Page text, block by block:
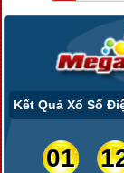
Kết Quả Xổ Số
01